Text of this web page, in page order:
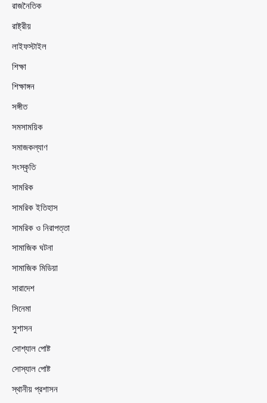
রাজনৈতিক
রাষ্ট্রীয়
লাইফস্টাইল
শিক্ষা
শিক্ষাঙ্গন
সঙ্গীত
সমসাময়িক
সমাজকল্যাণ
সংস্কৃতি
সামরিক
সামরিক ইতিহাস
সামরিক ও নিরাপত্তা
সামাজিক ঘটনা
সামাজিক মিডিয়া
সারাদেশ
সিনেমা
সুশাসন
সোশ্যাল পোষ্ট
সোস্যাল পোষ্ট
স্থানীয় প্রশাসন